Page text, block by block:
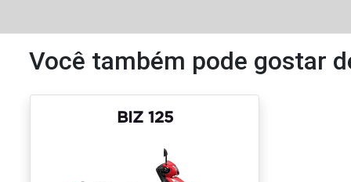
Você também pode gostar
BIZ 125